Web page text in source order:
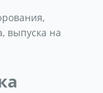
выпуска на